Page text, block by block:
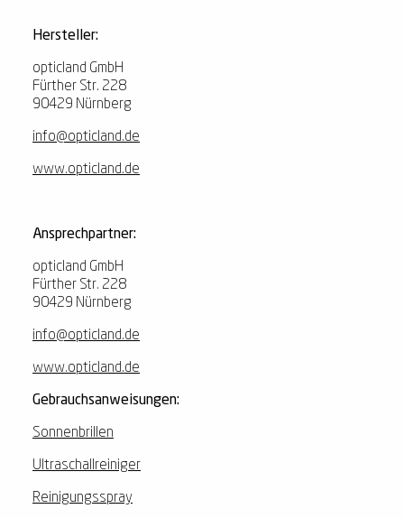
Hersteller:
opticland GmbH
Fürther Str. 228
90429 Nürnberg
info@opticland.de
www.opticland.de
Ansprechpartner:
opticland GmbH
Fürther Str. 228
90429 Nürnberg
info@opticland.de
www.opticland.de
Gebrauchsanweisungen:
Sonnenbrillen
Ultraschallreiniger
Reinigungsspray